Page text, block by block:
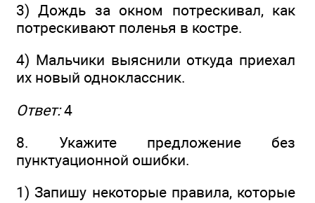
3) Дождь за окном потрескивал, как
потрескивают поленья в костре.
4) Мальчики выяснили откуда приехал
их новый одноклассник.
Ответ:4
8. Укажите предложение без
пунктуационной ошибки.
1) Запишу некоторые правила, которые